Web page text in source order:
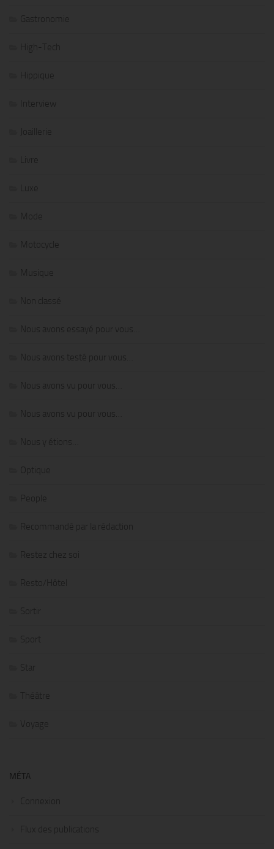
Gastronomie
High-Tech
Hippique
Interview
Joaillerie
Livre
Luxe
Mode
Motocycle
Musique
Non classé
Nous avons essayé pour vous…
Nous avons testé pour vous…
Nous avons vu pour vous…
Nous avons vu pour vous…
Nous y étions…
Optique
People
Recommandé par la rédaction
Restez chez soi
Resto/Hôtel
Sortir
Sport
Star
Théâtre
Voyage
MÉTA
Connexion
Flux des publications